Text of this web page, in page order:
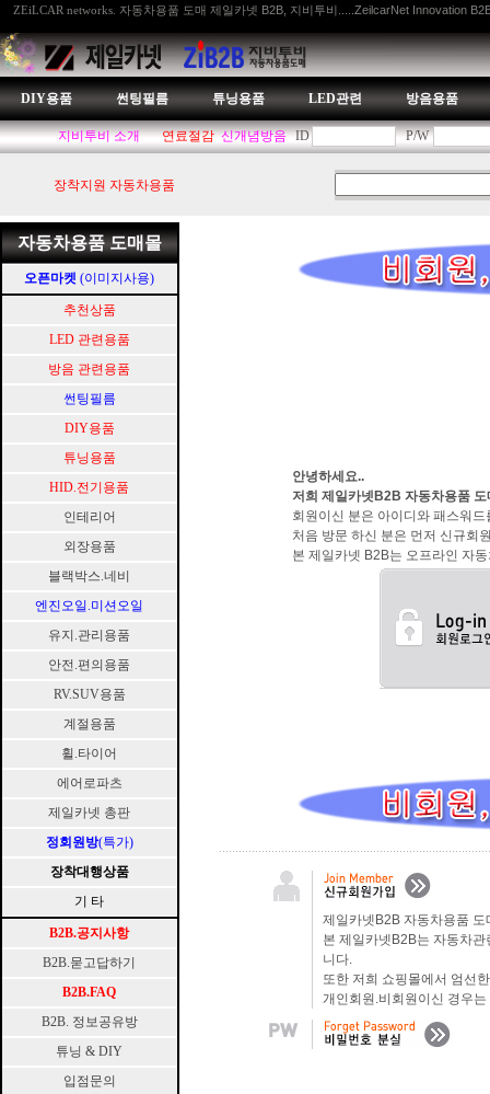
ZEiLCAR networks. 자동차용품 도매 제일카넷 B2B, 지비투비.....ZeilcarNet Innovation
DIY용품 썬팅필름 튜닝용품 LED관련 방음용품
지비투비 소개 연료절감 신개념방음 ID P/W
장착지원 자동차용품
자동차용품 도매몰
오픈마켓 (이미지사용)
추천상품
LED 관련용품
방음 관련용품
썬팅필름
DIY용품
튜닝용품
HID.전기용품
인테리어
외장용품
블랙박스.네비
엔진오일.미션오일
유지.관리용품
안전.편의용품
RV.SUV용품
계절용품
휠.타이어
에어로파츠
제일카넷 총판
정회원방(특가)
장착대행상품
기 타
B2B.공지사항
B2B.묻고답하기
B2B.FAQ
B2B. 정보공유방
튜닝 & DIY
입점문의
안녕하세요..
저희 제일카넷B2B 자동차용품
회원이신 분은 아이디와 패스워
처음 방문 하신 분은 먼저 신규회
본 제일카넷 B2B는 오프라인 자
제일카넷B2B 자동차용품
본 제일카넷B2B는 자동차
니다.
또한 저희 쇼핑몰에서 엄선
개인회원.비회원이신 경우